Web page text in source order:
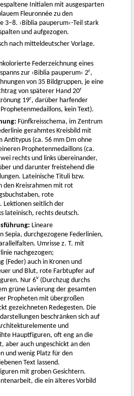
Initialen mit ausgesparten
Fleuronnée zu den
3–8. ›Biblia pauperum‹-Teil stark
und aufgezogen.
nach mitteldeutscher Vorlage.
Federzeichnung eines
zur ›Biblia pauperum‹ 2r,
von 35 Bildgruppen, je eine
von späterer Hand 20r
19r, darüber harfender
kein Text).
Fünfkreisschema, im Zentrum
gerahmtes Kreisbild mit
Antitypus (ca. 56 mm Dm ohne
Prophetenmedaillons (ca.
rechts und links übereinander,
und darunter freistehend die
Lateinische Tituli bzw.
den Kreisrahmen mit rot
rote
Lektionen seitlich der
lateinisch, rechts deutsch.
Lineare
Sepia, durchgezogene Federlinien,
Umrisse z. T. mit
nachgezogen;
(Feder) auch in Kronen und
und Blut, rote Farbtupfer auf
Nur 6v (Durchzug durchs
grüne Lavierung der gesamten
Propheten mit übergroßen
gezeichneten Redegesten. Die
beschränken sich auf
und
Hauptfiguren, oft eng an die
aber auch ungeschickt an den
und wenig Platz für den
Text lassend.
mit groben Gesichtern.
die ein älteres Vorbild